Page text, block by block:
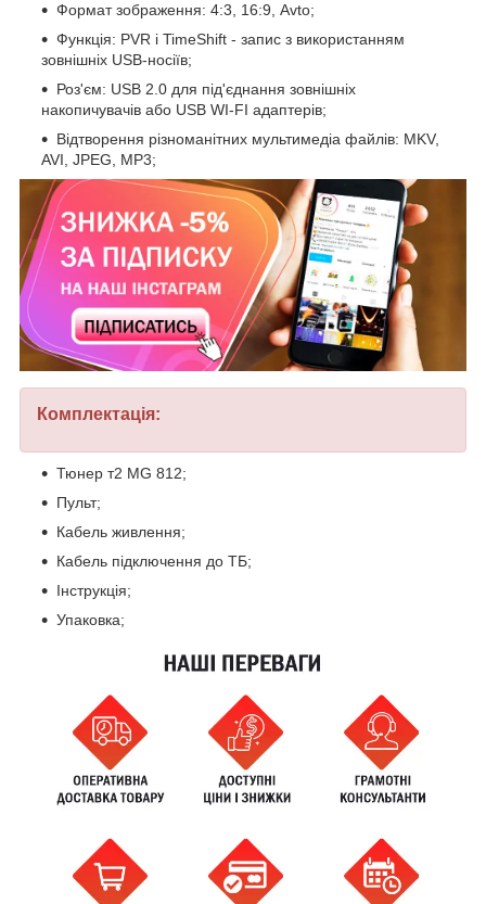
Формат зображення: 4:3, 16:9, Avto;
Функція: PVR і TimeShift - запис з використанням
зовнішніх USB-носіїв;
Роз'єм: USB 2.0 для під'єднання зовнішніх
накопичувачів або USB WI-FI адаптерів;
Відтворення різноманітних мультимедіа файлів: MKV,
AVI, JPEG, MP3;
Комплектація:
Тюнер т2 MG 812;
Пульт;
Кабель живлення;
Кабель підключення до ТБ;
Інструкція;
Упаковка;